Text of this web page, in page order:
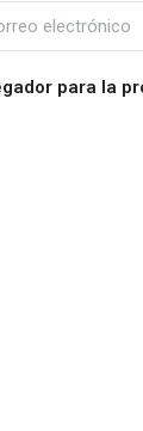
para la